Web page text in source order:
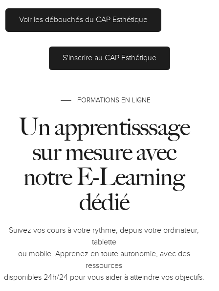
Voir les débouchés du CAP Esthétique
S'inscrire au CAP Esthétique
FORMATIONS EN LIGNE
Un apprentisssage
sur mesure avec
notre E-Learning
dédié
Suivez vos cours à votre rythme, depuis votre ordinateur,
tablette
ou mobile. Apprenez en toute autonomie, avec des
ressources
disponibles 24h/24 pour vous aider à atteindre vos objectifs.